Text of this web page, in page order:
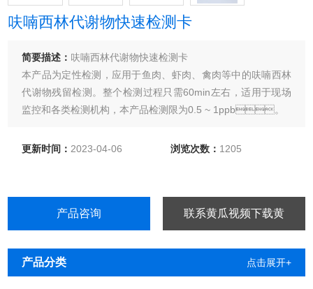
呋喃西林代谢物快速检测卡
简要描述： 呋喃西林代谢物快速检测卡
本产品为定性检测，应用于鱼肉、虾肉、禽肉等中的呋喃西林
代谢物残留检测。整个检测过程只需60min左右，适用于现场
监控和各类检测机构，本产品检测限为0.5 ~ 1ppb。
更新时间： 2023-04-06 浏览次数： 1205
产品咨询 联系黄瓜视频下载黄
产品分类 点击展开+